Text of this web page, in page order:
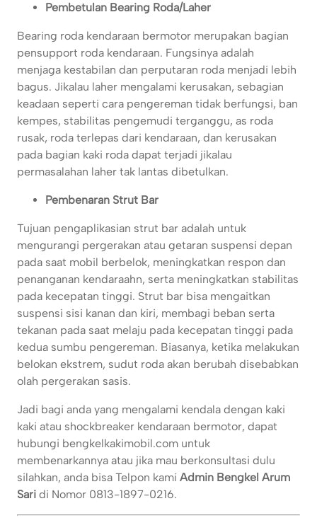
Pembetulan Bearing Roda/Laher
Bearing roda kendaraan bermotor merupakan bagian
pensupport roda kendaraan. Fungsinya adalah
menjaga kestabilan dan perputaran roda menjadi lebih
bagus. Jikalau laher mengalami kerusakan, sebagian
keadaan seperti cara pengereman tidak berfungsi, ban
kempes, stabilitas pengemudi terganggu, as roda
rusak, roda terlepas dari kendaraan, dan kerusakan
pada bagian kaki roda dapat terjadi jikalau
permasalahan laher tak lantas dibetulkan.
Pembenaran Strut Bar
Tujuan pengaplikasian strut bar adalah untuk
mengurangi pergerakan atau getaran suspensi depan
pada saat mobil berbelok, meningkatkan respon dan
penanganan kendaraahn, serta meningkatkan stabilitas
pada kecepatan tinggi. Strut bar bisa mengaitkan
suspensi sisi kanan dan kiri, membagi beban serta
tekanan pada saat melaju pada kecepatan tinggi pada
kedua sumbu pengereman. Biasanya, ketika melakukan
belokan ekstrem, sudut roda akan berubah disebabkan
olah pergerakan sasis.
Jadi bagi anda yang mengalami kendala dengan kaki
kaki atau shockbreaker kendaraan bermotor, dapat
hubungi bengkelkakimobil.com untuk
membenarkannya atau jika mau berkonsultasi dulu
silahkan, anda bisa Telpon kami Admin Bengkel Arum
Sari di Nomor 0813-1897-0216.